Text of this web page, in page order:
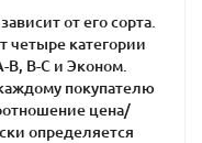
купить косой
будет
от его сорта.
четыре категории
В, В-С и Эконом.
покупателю
цена/
определяется